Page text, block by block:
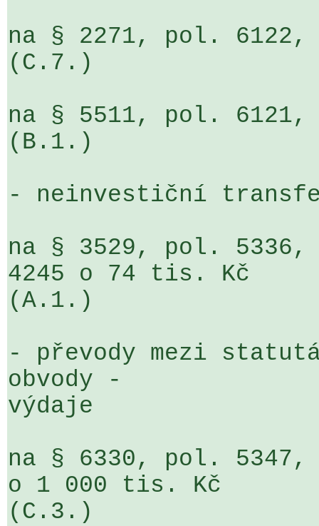
na § 2271, pol. 6122,
(C.7.)
na § 5511, pol. 6121,
(B.1.)
- neinvestiční
na § 3529, pol. 5336,
4245 o 74 tis. Kč
(A.1.)
- převody mezi
obvody -
výdaje
na § 6330, pol. 5347,
o 1 000 tis. Kč
(C.3.)